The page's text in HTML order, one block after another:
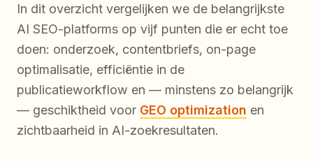
In dit overzicht vergelijken we de belangrijkste
AI SEO-platforms op vijf punten die er echt toe
doen: onderzoek, contentbriefs, on-page
optimalisatie, efficiëntie in de
publicatieworkflow en — minstens zo belangrijk
— geschiktheid voor GEO optimization en
zichtbaarheid in AI-zoekresultaten.